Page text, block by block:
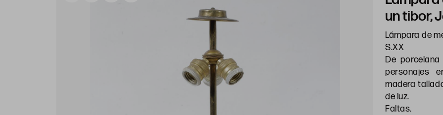
un tibor,
Lámpara de
S.XX
De
personajes
madera
de luz.
Faltas.